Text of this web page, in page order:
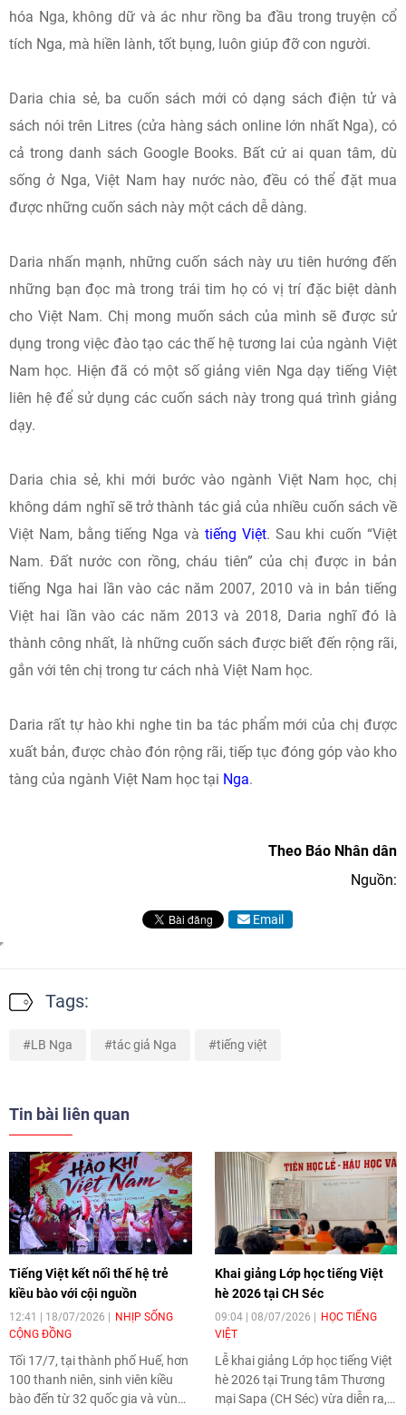
hóa Nga, không dữ và ác như rồng ba đầu trong truyện cổ
tích Nga, mà hiền lành, tốt bụng, luôn giúp đỡ con người.
Daria chia sẻ, ba cuốn sách mới có dạng sách điện tử và
sách nói trên Litres (cửa hàng sách online lớn nhất Nga), có
cả trong danh sách Google Books. Bất cứ ai quan tâm, dù
sống ở Nga, Việt Nam hay nước nào, đều có thể đặt mua
được những cuốn sách này một cách dễ dàng.
Daria nhấn mạnh, những cuốn sách này ưu tiên hướng đến
những bạn đọc mà trong trái tim họ có vị trí đặc biệt dành
cho Việt Nam. Chị mong muốn sách của mình sẽ được sử
dụng trong việc đào tạo các thế hệ tương lai của ngành Việt
Nam học. Hiện đã có một số giảng viên Nga dạy tiếng Việt
liên hệ để sử dụng các cuốn sách này trong quá trình giảng
dạy.
Daria chia sẻ, khi mới bước vào ngành Việt Nam học, chị
không dám nghĩ sẽ trở thành tác giả của nhiều cuốn sách về
Việt Nam, bằng tiếng Nga và tiếng Việt. Sau khi cuốn “Việt
Nam. Đất nước con rồng, cháu tiên” của chị được in bản
tiếng Nga hai lần vào các năm 2007, 2010 và in bản tiếng
Việt hai lần vào các năm 2013 và 2018, Daria nghĩ đó là
thành công nhất, là những cuốn sách được biết đến rộng rãi,
gắn với tên chị trong tư cách nhà Việt Nam học.
Daria rất tự hào khi nghe tin ba tác phẩm mới của chị được
xuất bản, được chào đón rộng rãi, tiếp tục đóng góp vào kho
tàng của ngành Việt Nam học tại Nga.
Theo Báo Nhân dân
Nguồn:
Email
Tags:
LB Nga tác giả Nga tiếng việt
Tin bài liên quan
Tiếng Việt kết nối thế hệ trẻ
kiều bào với cội nguồn
12:41 | 18/07/2026
NHỊP SỐNG
CỘNG ĐỒNG
Tối 17/7, tại thành phố Huế, hơn
100 thanh niên, sinh viên kiều
bào đến từ 32 quốc gia và vùng
Khai giảng Lớp học tiếng Việt
hè 2026 tại CH Séc
09:04 | 08/07/2026
HỌC TIẾNG
VIỆT
Lễ khai giảng Lớp học tiếng Việt
hè 2026 tại Trung tâm Thương
mại Sapa (CH Séc) vừa diễn ra,